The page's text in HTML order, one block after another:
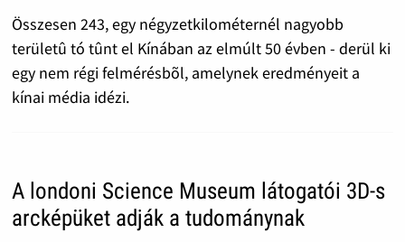
Összesen 243, egy négyzetkilométernél nagyobb
területû tó tûnt el Kínában az elmúlt 50 évben - derül ki
egy nem régi felmérésbõl, amelynek eredményeit a
kínai média idézi.
A londoni Science Museum látogatói 3D-s
arcképüket adják a tudománynak